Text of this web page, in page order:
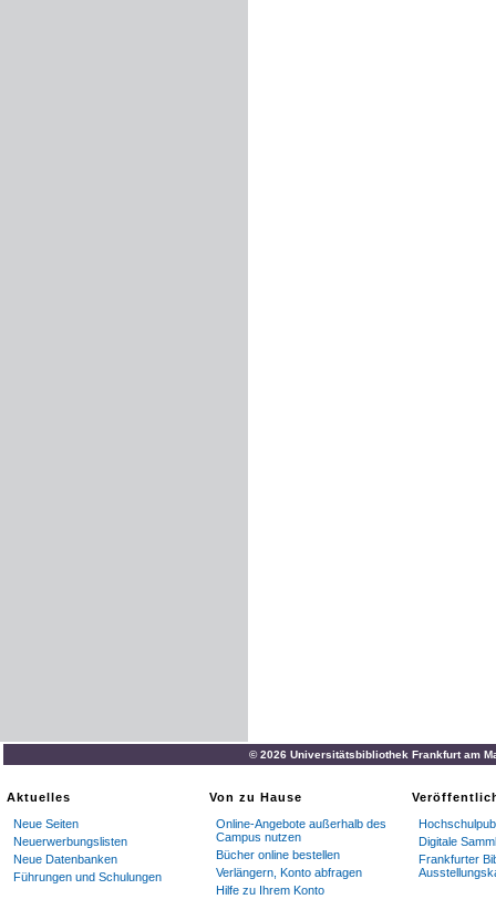
© 2026 Universitätsbibliothek Frankfurt am
Aktuelles
Neue Seiten
Neuerwerbungslisten
Neue Datenbanken
Führungen und Schulungen
Von zu Hause
Online-Angebote außerhalb des
Campus nutzen
Bücher online bestellen
Verlängern, Konto abfragen
Hilfe zu Ihrem Konto
Digitale
Frankfurter